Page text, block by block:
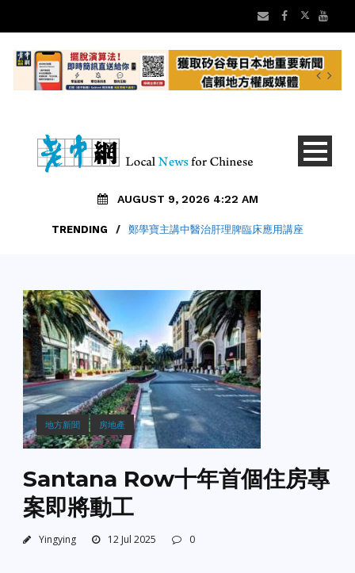
AUGUST 9, 2026 4:22 AM
TRENDING / 鄭學寶主講中醫治肝理脾臨床應用講座
地方新聞 房地產
Santana Row十年首個住房專
案即將動工
Yingying 12 Jul 2025 0